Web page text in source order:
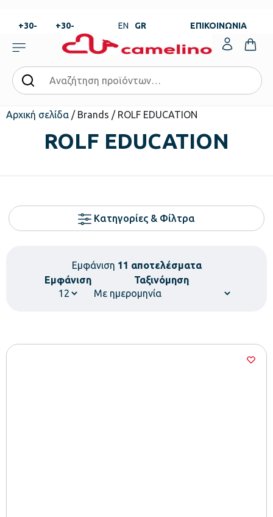
+30-
99273
+30-
23820-
99673
EN GR ΕΠΙΚΟΙΝΩΝΙΑ
Αρχική σελίδα / Brands / ROLF EDUCATION
ROLF EDUCATION
Κατηγορίες & Φίλτρα
Εμφάνιση 11 αποτελέσματα
Εμφάνιση
Ταξινόμηση